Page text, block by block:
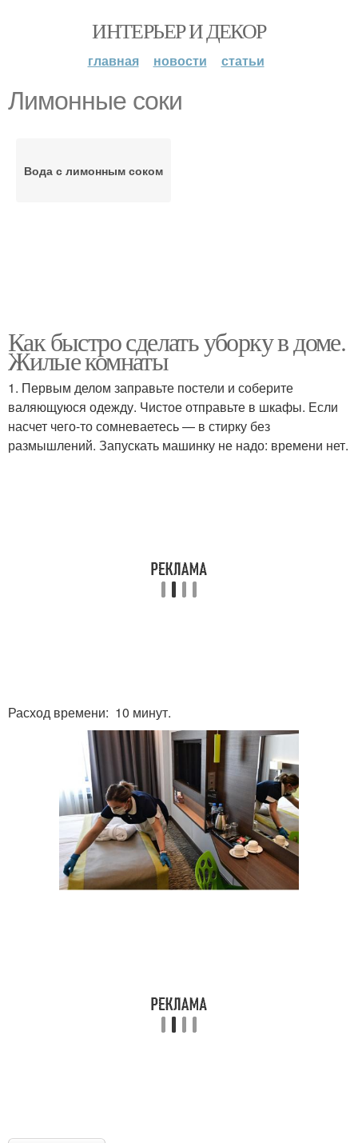
ИНТЕРЬЕР И ДЕКОР
главная новости статьи
Лимонные соки
Вода с лимонным соком
Как быстро сделать уборку в доме.
Жилые комнаты
1. Первым делом заправьте постели и соберите
валяющуюся одежду. Чистое отправьте в шкафы. Если
насчет чего-то сомневаетесь — в стирку без
размышлений. Запускать машинку не надо: времени нет.
Расход времени: 10 минут.